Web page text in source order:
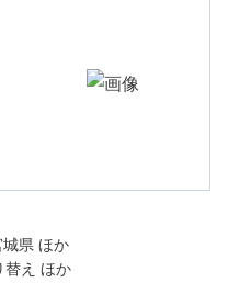
県 ほか
替え ほか